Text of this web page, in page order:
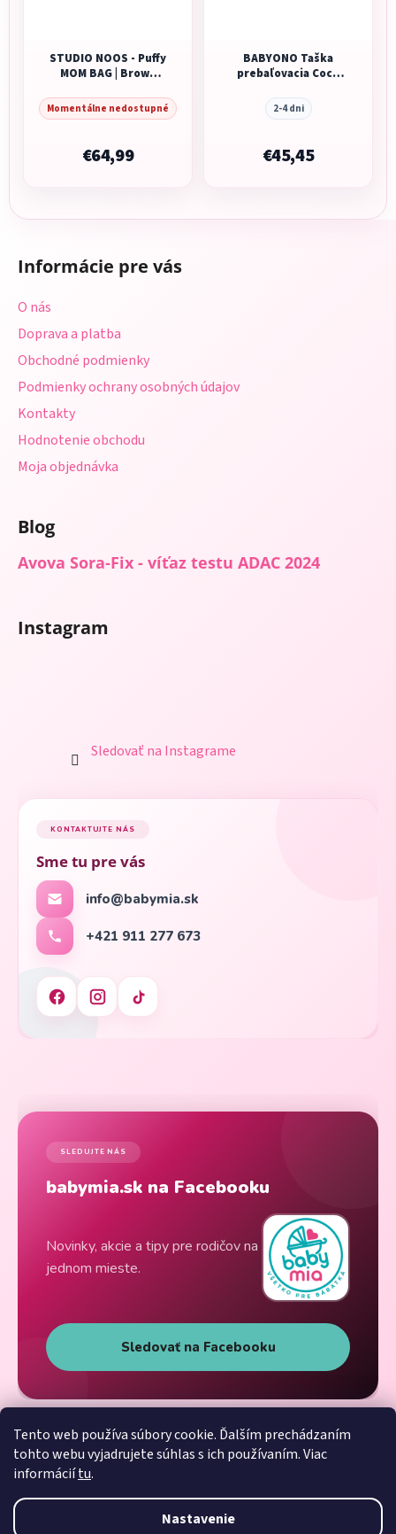
Tento web používa súbory cookie. Ďalším prechádzaním
tohto webu vyjadrujete súhlas s ich používaním. Viac
informáciítu.
Nastavenie
STUDIO NOOS - Puffy
MOM BAG | Brown
Momentálne nedostupné
€64,99
BABYONO Taška
prebaľovacia Coco
2-4 dni
€45,45
Informácie pre vás
O nás
Doprava a platba
Obchodné podmienky
Podmienky ochrany osobných údajov
Kontakty
Hodnotenie obchodu
Moja objednávka
Blog
Avova Sora-Fix - víťaz testu ADAC 2024
Instagram
Sledovať na Instagrame
KONTAKTUJTE NÁS
Sme tu pre vás
info@babymia.sk
+421 911 277 673
SLEDUJTE NÁS
babymia.sk na Facebooku
Novinky, akcie a tipy pre rodičov na
jednom mieste.
Sledovať na Facebooku